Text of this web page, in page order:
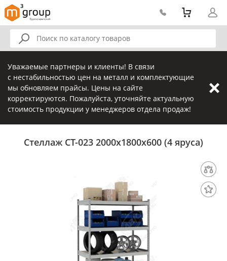
Уважаемые партнеры и клиенты! В связи
с нестабильностью цен на металл и комплектующие
мы обновляем прайсы. Цены на сайте
корректируются. Пожалуйста, уточняйте актуальную
стоимость продукции у менеджеров отдела продаж!
Стеллаж СТ-023 2000х1800х600 (4 яруса)